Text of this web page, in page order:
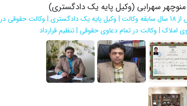
منوچهر سهرابی (وکیل پایه یک دادگستری)
بیش از 18 سال سابقه وکالت | وکیل پایه یک دادگستری | وکالت حقوقی در
املاک | وکالت در تمام دعاوی حقوقی | تنظیم قرارداد